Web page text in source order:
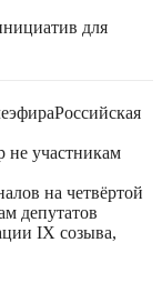
для
Российская
не участникам
на четвёртой
депутатов
IX созыва,